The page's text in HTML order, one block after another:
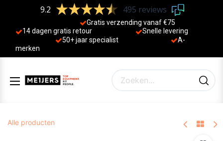
9.2 495 reviews
Gratis verzending vanaf €75
14 dagen gratis retour
Sne lle levering
50+ jaar specialist
A-
merken
Alle producten